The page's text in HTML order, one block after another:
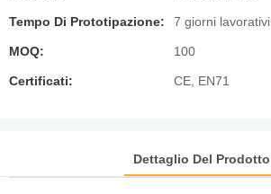
Tempo Di Prototipazione: 7 giorni lavorativi
MOQ: 100
Certificati: CE, EN71
Dettaglio Del Prodotto